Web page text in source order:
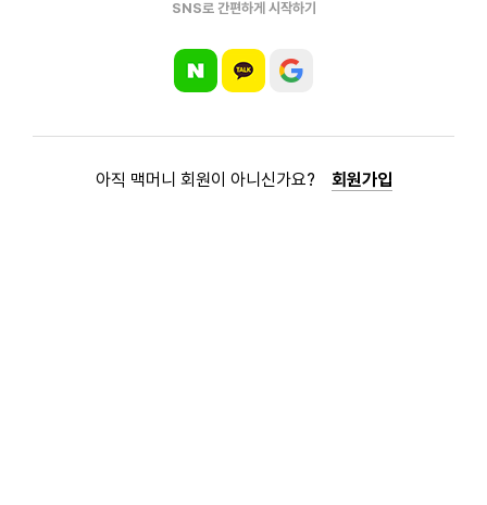
SNS로 간편하게 시작하기
아직 맥머니 회원이 아니신가요? 회원가입